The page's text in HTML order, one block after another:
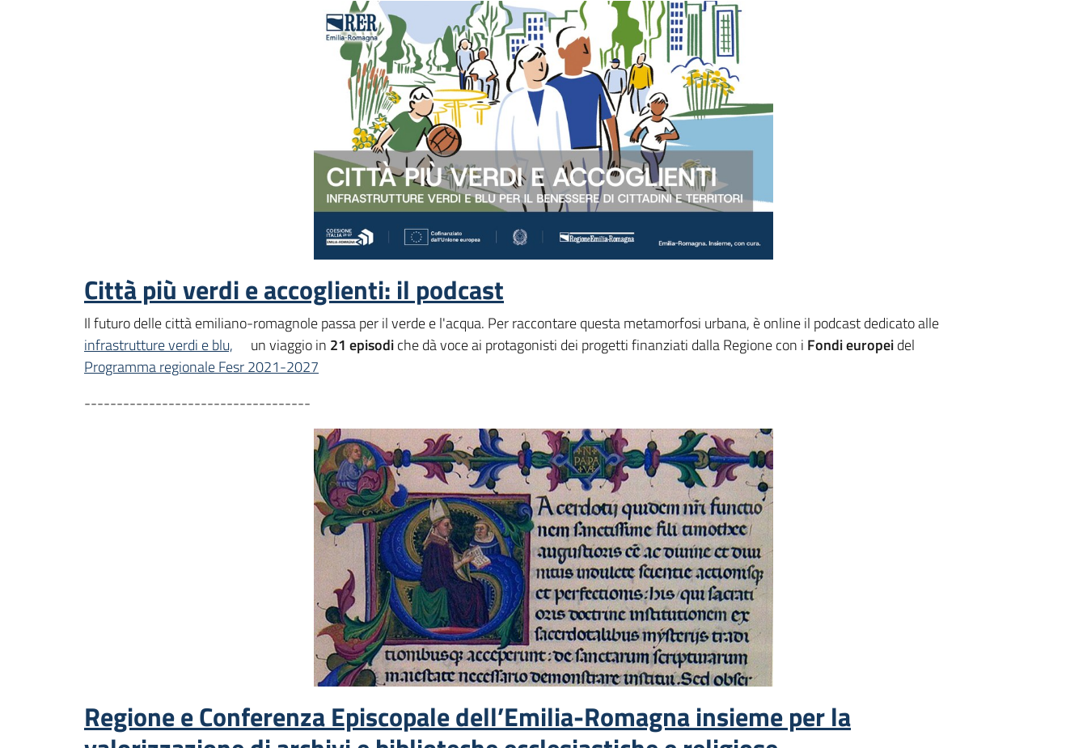
Città più verdi e accoglienti: il podcast
Il futuro delle città emiliano-romagnole passa per il verde e l'acqua. Per raccontare questa metamorfosi urbana, è online il podcast dedicato alle
infrastrutture verdi e blu,
un viaggio in 21 episodiche dà voce ai protagonisti dei progetti finanziati dalla Regione con i Fondi europeidel
Programma regionale Fesr 2021-2027
-----------------------------------
Regione e Conferenza Episcopale dell’Emilia-Romagna insieme per la